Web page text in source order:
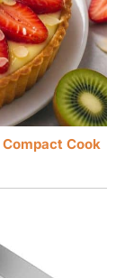
Cook